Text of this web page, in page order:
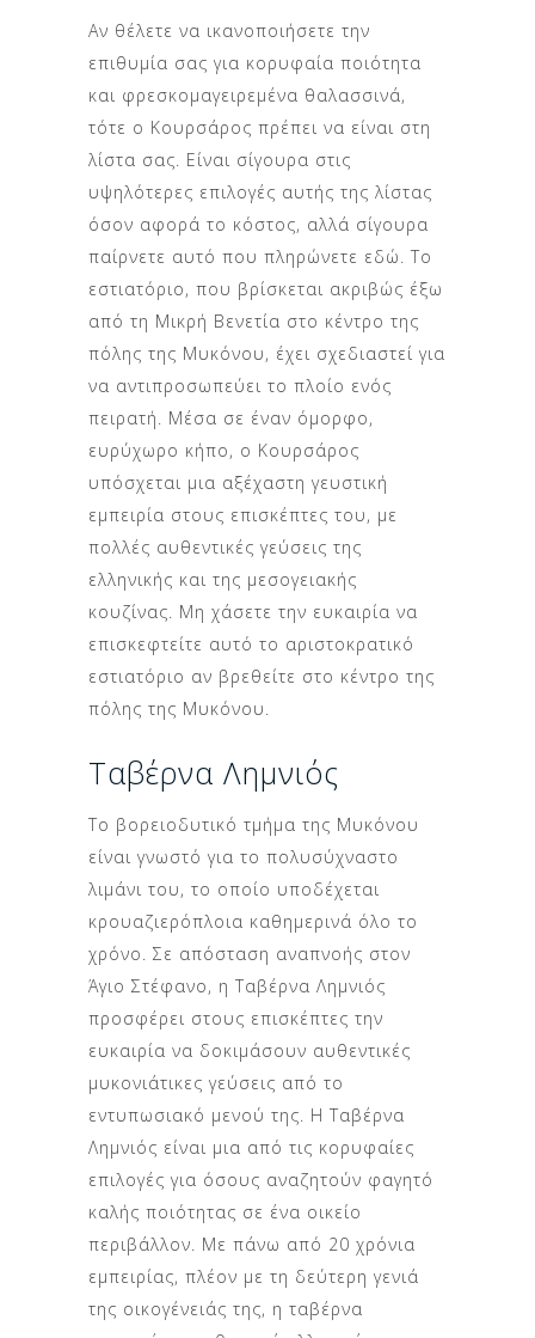
Αν θέλετε να ικανοποιήσετε την
επιθυμία σας για κορυφαία ποιότητα
και φρεσκομαγειρεμένα θαλασσινά,
τότε ο Κουρσάρος πρέπει να είναι στη
λίστα σας. Είναι σίγουρα στις
υψηλότερες επιλογές αυτής της λίστας
όσον αφορά το κόστος, αλλά σίγουρα
παίρνετε αυτό που πληρώνετε εδώ. Το
εστιατόριο, που βρίσκεται ακριβώς έξω
από τη Μικρή Βενετία στο κέντρο της
πόλης της Μυκόνου, έχει σχεδιαστεί για
να αντιπροσωπεύει το πλοίο ενός
πειρατή. Μέσα σε έναν όμορφο,
ευρύχωρο κήπο, ο Κουρσάρος
υπόσχεται μια αξέχαστη γευστική
εμπειρία στους επισκέπτες του, με
πολλές αυθεντικές γεύσεις της
ελληνικής και της μεσογειακής
κουζίνας. Μη χάσετε την ευκαιρία να
επισκεφτείτε αυτό το αριστοκρατικό
εστιατόριο αν βρεθείτε στο κέντρο της
πόλης της Μυκόνου.
Ταβέρνα Λημνιός
Το βορειοδυτικό τμήμα της Μυκόνου
είναι γνωστό για το πολυσύχναστο
λιμάνι του, το οποίο υποδέχεται
κρουαζιερόπλοια καθημερινά όλο το
χρόνο. Σε απόσταση αναπνοής στον
Άγιο Στέφανο, η Ταβέρνα Λημνιός
προσφέρει στους επισκέπτες την
ευκαιρία να δοκιμάσουν αυθεντικές
μυκονιάτικες γεύσεις από το
εντυπωσιακό μενού της. Η Ταβέρνα
Λημνιός είναι μια από τις κορυφαίες
επιλογές για όσους αναζητούν φαγητό
καλής ποιότητας σε ένα οικείο
περιβάλλον. Με πάνω από 20 χρόνια
εμπειρίας, πλέον με τη δεύτερη γενιά
της οικογένειάς της, η ταβέρνα